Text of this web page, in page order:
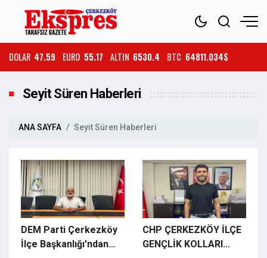
DOLAR 47.59 EURO 55.17 ALTIN 6530.4 BTC 64811.034$
Seyit Süren Haberleri
ANA SAYFA Seyit Süren Haberleri
DEM Parti Çerkezköy
İlçe Başkanlığı'ndan
CHP ÇERKEZKÖY İLÇE
GENÇLİK KOLLARI